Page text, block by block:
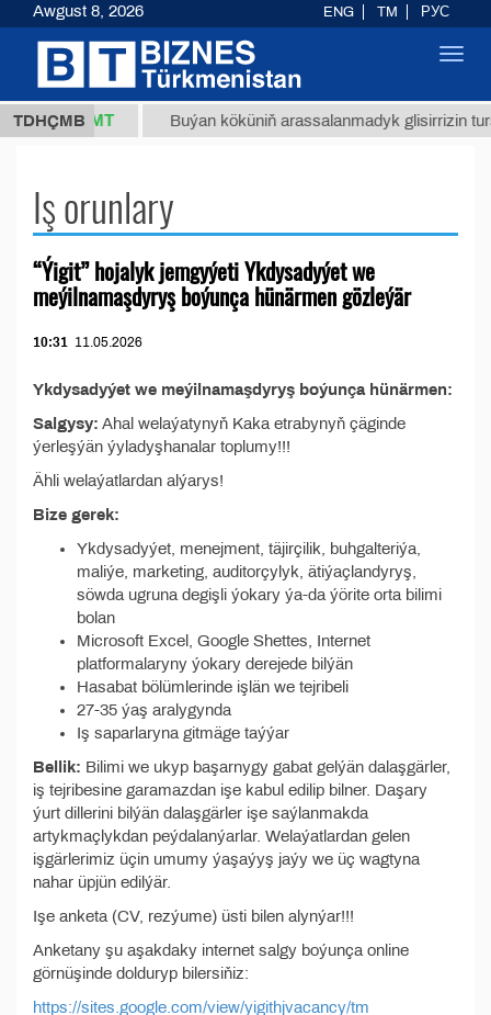
TDHÇMB
37,8 ТМТ Buýan köküniň arassalanmadyk glisirrizin
Iş orunlary
“Ýigit” hojalyk jemgyýeti Ykdysadyýet we
meýilnamaşdyryş boýunça hünärmen gözleýär
10:31 11.05.2026
Ykdysadyýet we meýilnamaşdyryş boýunça hünärmen:
Salgysy: Ahal welaýatynyň Kaka etrabynyň çäginde
ýerleşýän ýyladyşhanalar toplumy!!!
Ähli welaýatlardan alýarys!
Bize gerek:
Ykdysadyýet, menejment, täjirçilik, buhgalteriýa,
maliýe, marketing, auditorçylyk, ätiýaçlandyryş,
söwda ugruna degişli ýokary ýa-da ýörite orta bilimi
bolan
Microsoft Excel, Google Shettes, Internet
platformalaryny ýokary derejede bilýän
Hasabat bölümlerinde işlän we tejribeli
27-35 ýaş aralygynda
Iş saparlaryna gitmäge taýýar
Bellik: Bilimi we ukyp başarnygy gabat gelýän dalaşgärler,
iş tejribesine garamazdan işe kabul edilip bilner. Daşary
ýurt dillerini bilýän dalaşgärler işe saýlanmakda
artykmaçlykdan peýdalanýarlar. Welaýatlardan gelen
işgärlerimiz üçin umumy ýaşaýyş jaýy we üç wagtyna
nahar üpjün edilýär.
Işe anketa (CV, rezýume) üsti bilen alynýar!!!
Anketany şu aşakdaky internet salgy boýunça online
görnüşinde dolduryp bilersiňiz:
https://sites.google.com/view/yigithjvacancy/tm
Awgust 8, 2026 ENG TM РУС